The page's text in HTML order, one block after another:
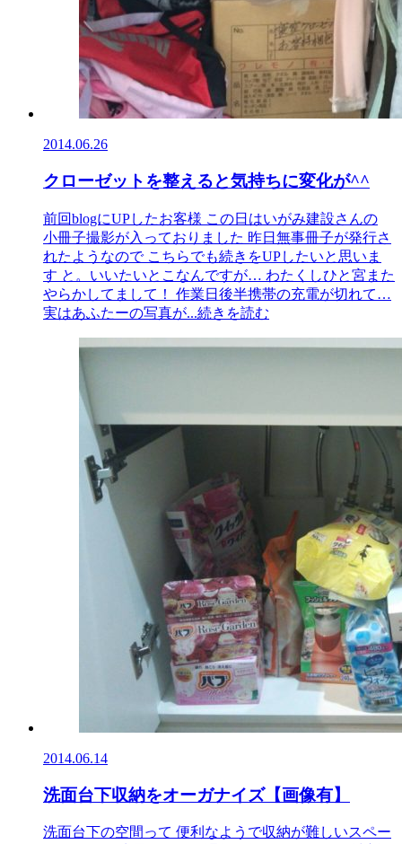
2014.06.26
クローゼットを整えると気持ちに変化が^^
前回blogにUPしたお客様 この日はいがみ建設さんの
小冊子撮影が入っておりました 昨日無事冊子が発行さ
れたようなので こちらでも続きをUPしたいと思いま
す と。いいたいとこなんですが… わたくしひと宮また
やらかしてまして！ 作業日後半携帯の充電が切れて…
実はあふたーの写真が...続きを読む
2014.06.14
洗面台下収納をオーガナイズ【画像有】
洗面台下の空間って 便利なようで収納が難しいスペー